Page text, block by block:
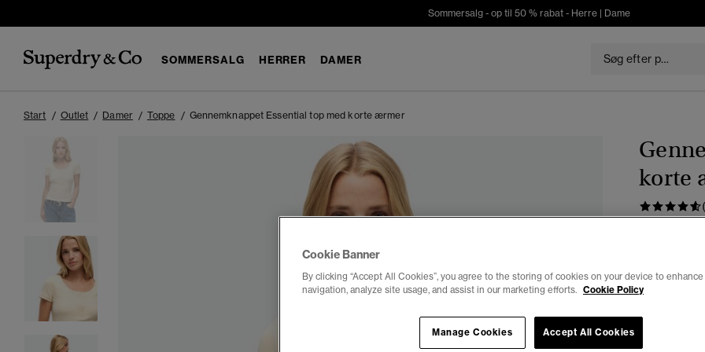
Sommersalg - op til 50 % rabat - Herre| Dame
SOMMERSALG HERRER DAMER
Start Outlet Damer Toppe Gennemknappet Essential top med korte ærmer
korte
Vælg
Cookie Banner
By clicking “Accept All Cookies”, you agree to the storing of cookies on your device to
navigation, analyze site usage, and assist in our marketing efforts. Cookie Policy
Accept All Cookies
Manage Cookies